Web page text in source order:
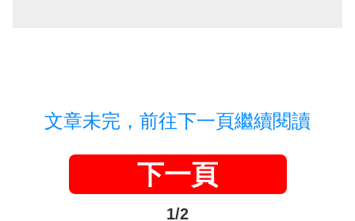
文章未完，前往下一頁繼續閱讀
下一頁
1/2